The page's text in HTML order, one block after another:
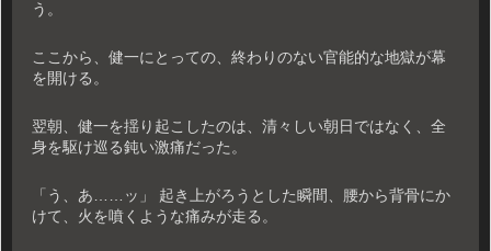
う。
ここから、健一にとっての、終わりのない官能的な地獄が幕
を開ける。
翌朝、健一を揺り起こしたのは、清々しい朝日ではなく、全
身を駆け巡る鈍い激痛だった。
「う、あ……ッ」 起き上がろうとした瞬間、腰から背骨にか
けて、火を噴くような痛みが走る。